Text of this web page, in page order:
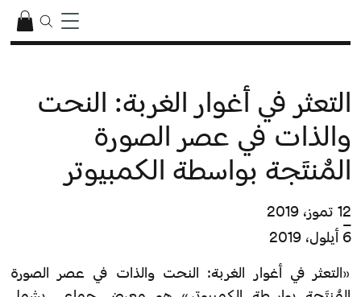
«التعثر في أغوار الغربة: النحت والذات في عصر الصورة
التعثر في أغوار الغربة: النحت
والذات في عصر الصورة
المُنتَجة بواسطة الكمبيوتر
–
6 أيلول، 2019
12 تموز، 2019